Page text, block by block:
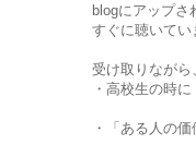
blogにアップさ
すぐに聴いてい
受け取りながら
・高校生の時
・「ある人の